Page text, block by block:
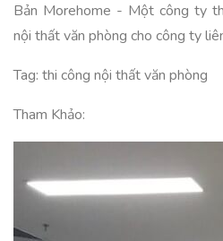
Bản Morehome - Một công ty
nội thất văn phòng cho công ty
Tag: thi công nội thất văn phòng
Tham Khảo: